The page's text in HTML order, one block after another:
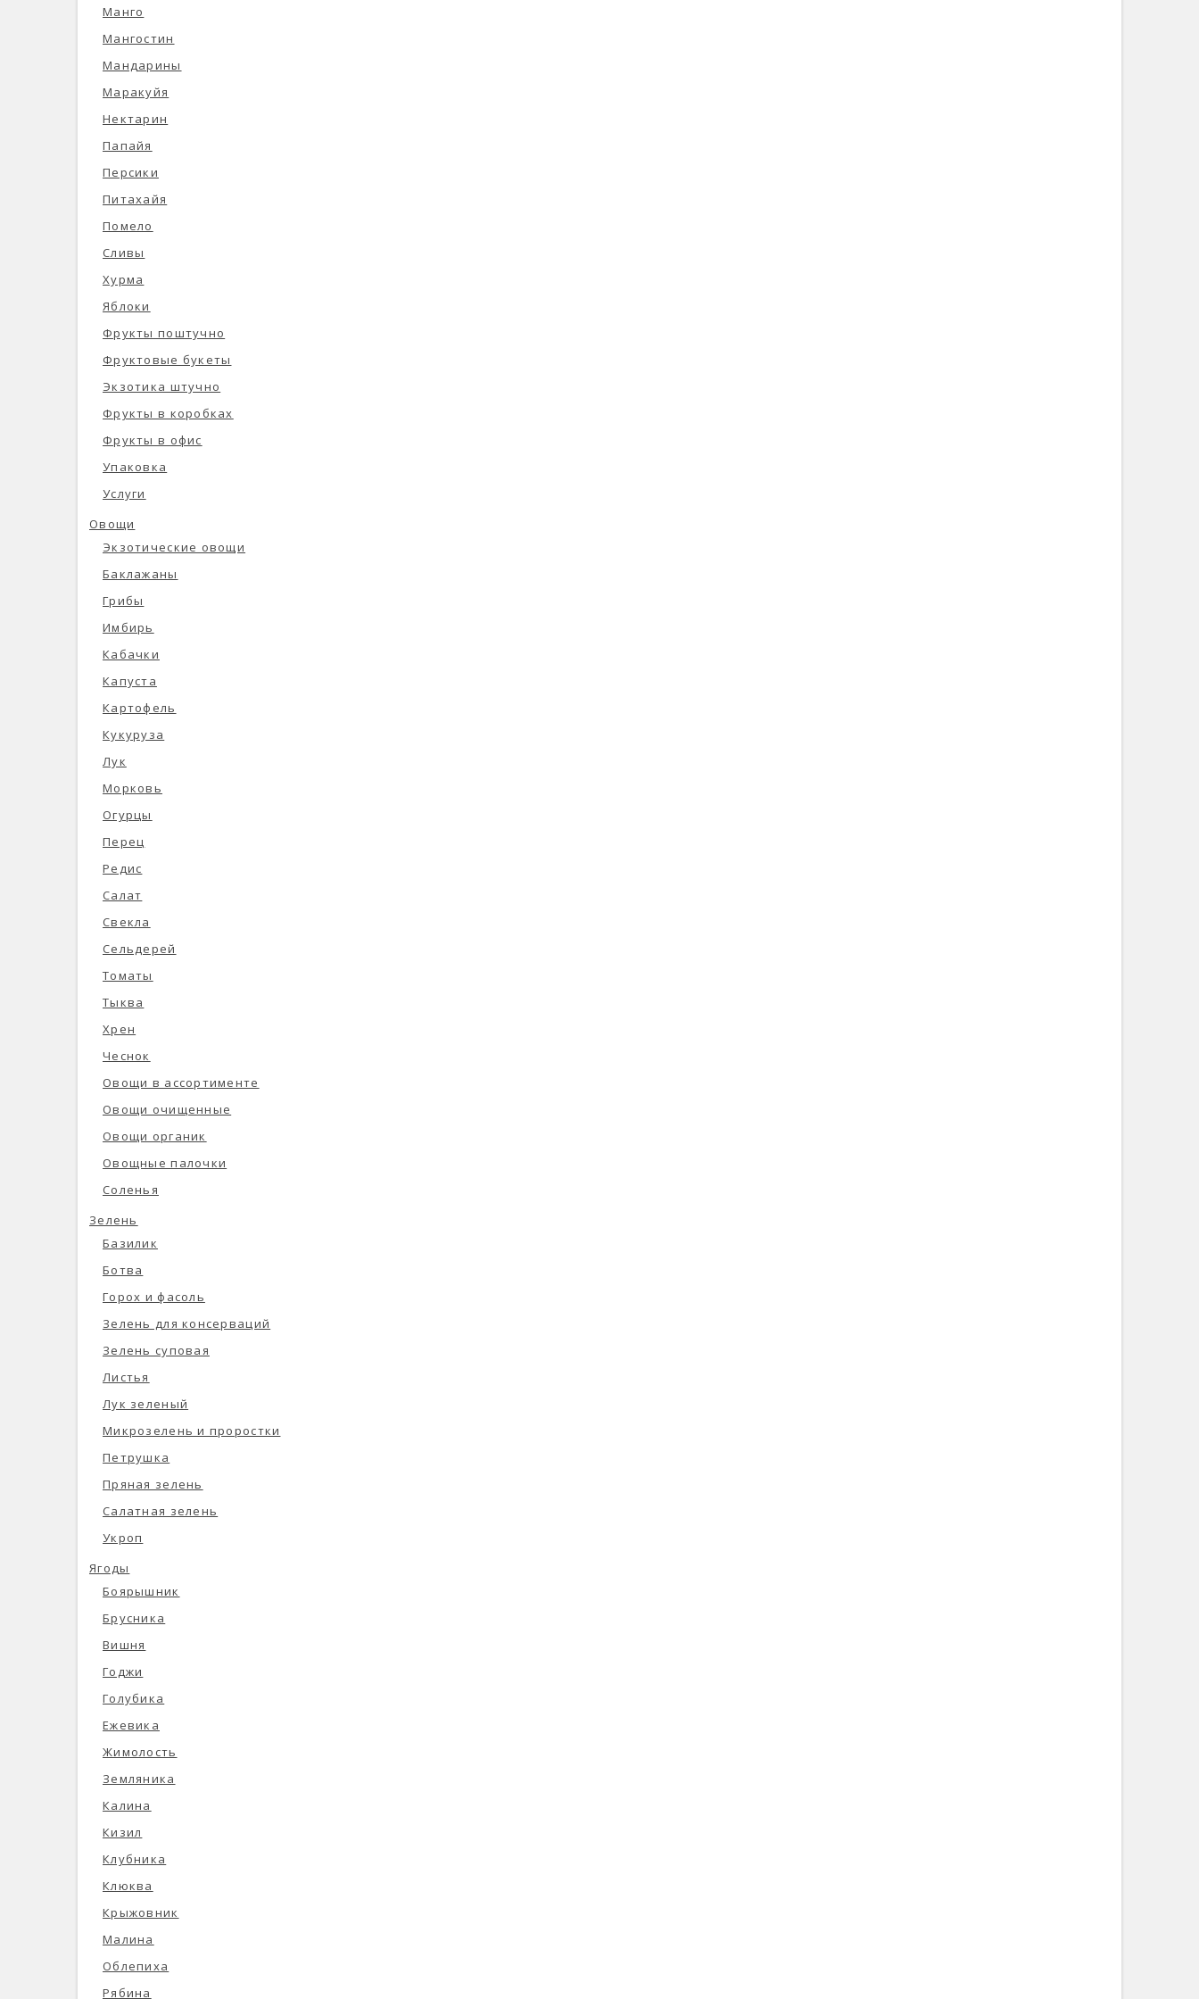
Манго
Мангостин
Мандарины
Маракуйя
Нектарин
Папайя
Персики
Питахайя
Помело
Сливы
Хурма
Яблоки
Фрукты поштучно
Фруктовые букеты
Экзотика штучно
Фрукты в коробках
Фрукты в офис
Упаковка
Услуги
Овощи
Экзотические овощи
Баклажаны
Грибы
Имбирь
Кабачки
Капуста
Картофель
Кукуруза
Лук
Морковь
Огурцы
Перец
Редис
Салат
Свекла
Сельдерей
Томаты
Тыква
Хрен
Чеснок
Овощи в ассортименте
Овощи очищенные
Овощи органик
Овощные палочки
Соленья
Зелень
Базилик
Ботва
Горох и фасоль
Зелень для консерваций
Зелень суповая
Листья
Лук зеленый
Микрозелень и проростки
Петрушка
Пряная зелень
Салатная зелень
Укроп
Ягоды
Боярышник
Брусника
Вишня
Годжи
Голубика
Ежевика
Жимолость
Земляника
Калина
Кизил
Клубника
Клюква
Крыжовник
Малина
Облепиха
Рябина